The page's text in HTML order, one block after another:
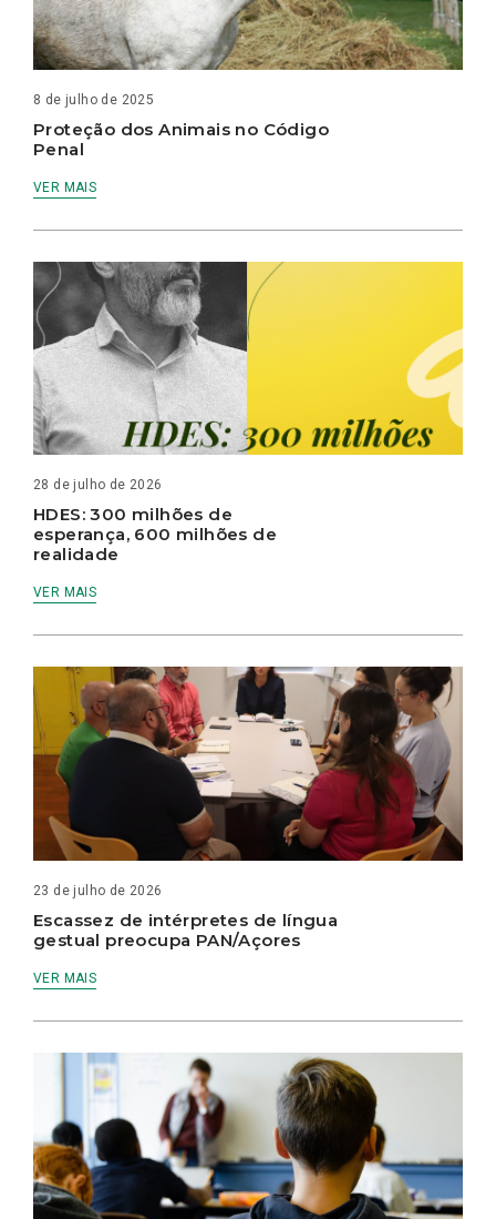
8 de julho de 2025
Proteção dos Animais no Código
Penal
VER MAIS
28 de julho de 2026
HDES: 300 milhões de
esperança, 600 milhões de
realidade
VER MAIS
23 de julho de 2026
Escassez de intérpretes de língua
gestual preocupa PAN/Açores
VER MAIS